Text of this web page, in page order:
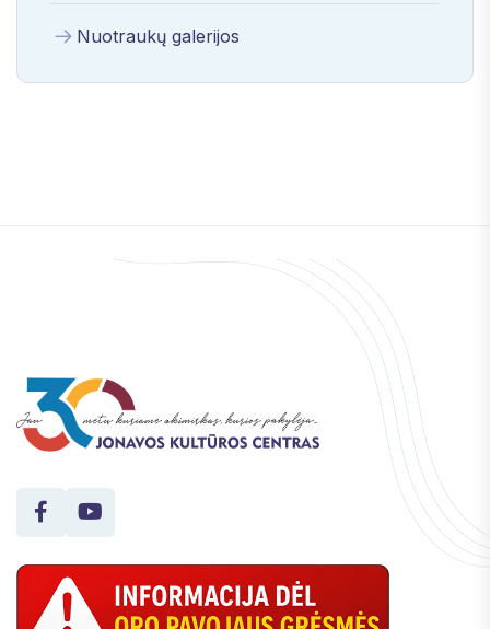
Nuotraukų galerijos